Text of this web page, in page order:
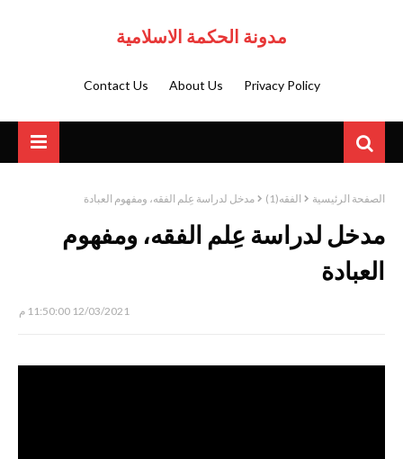
مدونة الحكمة الاسلامية
Privacy Policy
About Us
Contact Us
الصفحة الرئيسية الفقه(1) مدخل لدراسة عِلم الفقه، ومفهوم العبادة
مدخل لدراسة عِلم الفقه، ومفهوم
العبادة
12/03/2021 11:50:00 م